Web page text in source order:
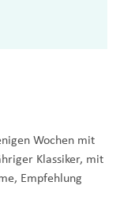
Wochen mit
Klassiker, mit
Empfehlung